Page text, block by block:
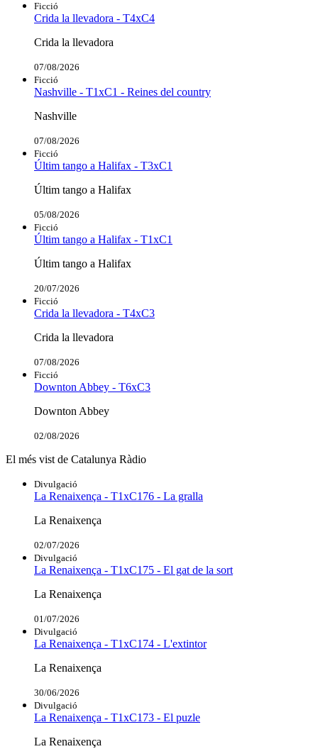
Ficció
Crida la llevadora - T4xC4
Crida la llevadora
07/08/2026
Ficció
Nashville - T1xC1 - Reines del country
Nashville
07/08/2026
Ficció
Últim tango a Halifax - T3xC1
Últim tango a Halifax
05/08/2026
Ficció
Últim tango a Halifax - T1xC1
Últim tango a Halifax
20/07/2026
Ficció
Crida la llevadora - T4xC3
Crida la llevadora
07/08/2026
Ficció
Downton Abbey - T6xC3
Downton Abbey
02/08/2026
El més vist de Catalunya Ràdio
Divulgació
La Renaixença - T1xC176 - La gralla
La Renaixença
02/07/2026
Divulgació
La Renaixença - T1xC175 - El gat de la sort
La Renaixença
01/07/2026
Divulgació
La Renaixença - T1xC174 - L'extintor
La Renaixença
30/06/2026
Divulgació
La Renaixença - T1xC173 - El puzle
La Renaixença